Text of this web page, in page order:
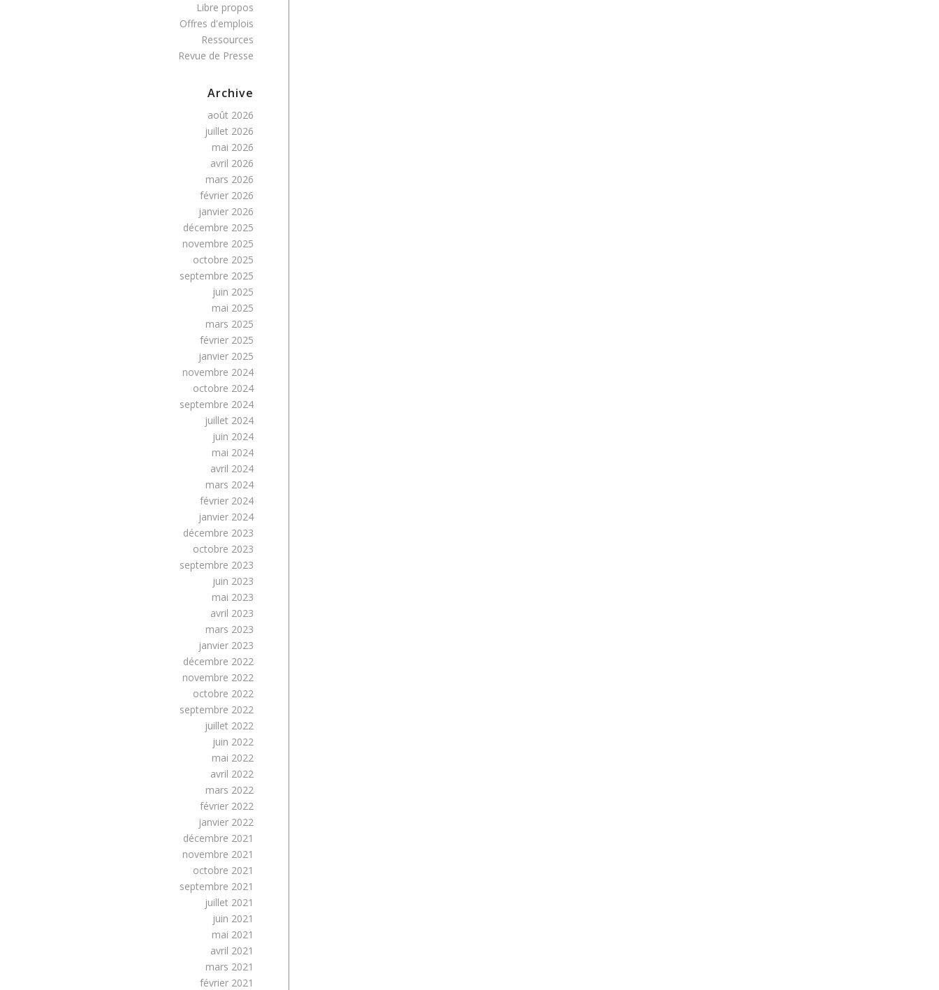
Libre propos
Offres d'emplois
Ressources
Revue de Presse
Archive
août 2026
juillet 2026
mai 2026
avril 2026
mars 2026
février 2026
janvier 2026
décembre 2025
novembre 2025
octobre 2025
septembre 2025
juin 2025
mai 2025
mars 2025
février 2025
janvier 2025
novembre 2024
octobre 2024
septembre 2024
juillet 2024
juin 2024
mai 2024
avril 2024
mars 2024
février 2024
janvier 2024
décembre 2023
octobre 2023
septembre 2023
juin 2023
mai 2023
avril 2023
mars 2023
janvier 2023
décembre 2022
novembre 2022
octobre 2022
septembre 2022
juillet 2022
juin 2022
mai 2022
avril 2022
mars 2022
février 2022
janvier 2022
décembre 2021
novembre 2021
octobre 2021
septembre 2021
juillet 2021
juin 2021
mai 2021
avril 2021
mars 2021
février 2021